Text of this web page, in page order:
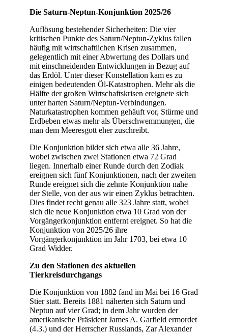
Die Saturn-Neptun-Konjunktion 2025/26
Auflösung bestehender Sicherheiten: Die vier
kritischen Punkte des Saturn/Neptun-Zyklus fallen
häufig mit wirtschaftlichen Krisen zusammen,
gelegentlich mit einer Abwertung des Dollars und
mit einschneidenden Entwicklungen in Bezug auf
das Erdöl. Unter dieser Konstellation kam es zu
einigen bedeutenden Öl-Katastrophen. Mehr als die
Hälfte der großen Wirtschaftskrisen ereignete sich
unter harten Saturn/Neptun-Verbindungen.
Naturkatastrophen kommen gehäuft vor, Stürme und
Erdbeben etwas mehr als Überschwemmungen, die
man dem Meeresgott eher zuschreibt.
Die Konjunktion bildet sich etwa alle 36 Jahre,
wobei zwischen zwei Stationen etwa 72 Grad
liegen. Innerhalb einer Runde durch den Zodiak
ereignen sich fünf Konjunktionen, nach der zweiten
Runde ereignet sich die zehnte Konjunktion nahe
der Stelle, von der aus wir einen Zyklus betrachten.
Dies findet recht genau alle 323 Jahre statt, wobei
sich die neue Konjunktion etwa 10 Grad von der
Vorgängerkonjunktion entfernt ereignet. So hat die
Konjunktion von 2025/26 ihre
Vorgängerkonjunktion im Jahr 1703, bei etwa 10
Grad Widder.
Zu den Stationen des aktuellen
Tierkreisdurchgangs
Die Konjunktion von 1882 fand im Mai bei 16 Grad
Stier statt. Bereits 1881 näherten sich Saturn und
Neptun auf vier Grad; in dem Jahr wurden der
amerikanische Präsident James A. Garfield ermordet
(4.3.) und der Herrscher Russlands, Zar Alexander